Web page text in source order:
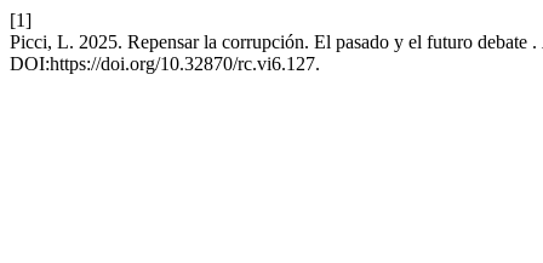
[1]
Picci, L. 2025. Repensar la corrupción. El pasado y el futuro debate .
DOI:https://doi.org/10.32870/rc.vi6.127.